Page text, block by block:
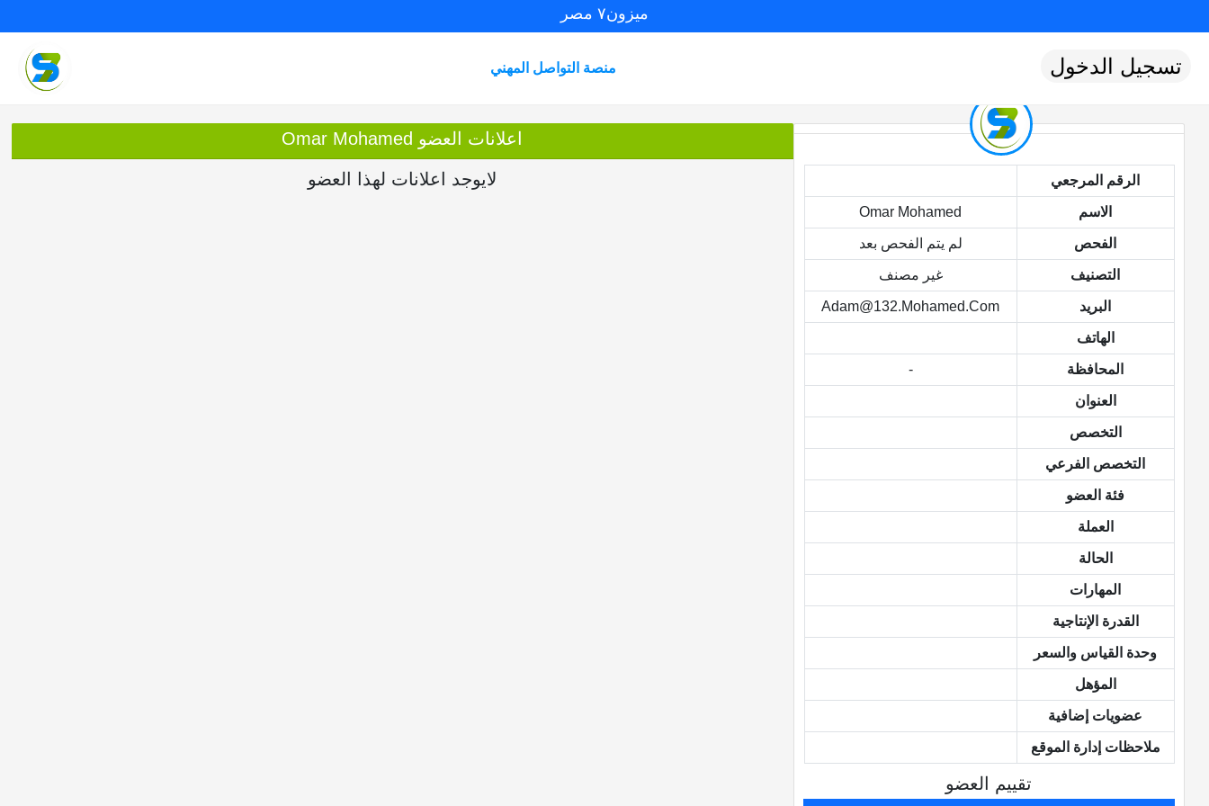
ميزون٧ مصر
منصة التواصل المهني تسجيل الدخول
الرقم المرجعي
الاسم Omar Mohamed
الفحص لم يتم الفحص بعد
التصنيف غير مصنف
البريد Adam@132.mohamed.com
الهاتف
المحافظة -
العنوان
التخصص
التخصص الفرعي
فئة العضو
العملة
الحالة
المهارات
القدرة الإنتاجية
وحدة القياس والسعر
المؤهل
عضويات إضافية
ملاحظات إدارة الموقع
تقييم العضو
اعلانات العضو Omar Mohamed
لايوجد اعلانات لهذا العضو